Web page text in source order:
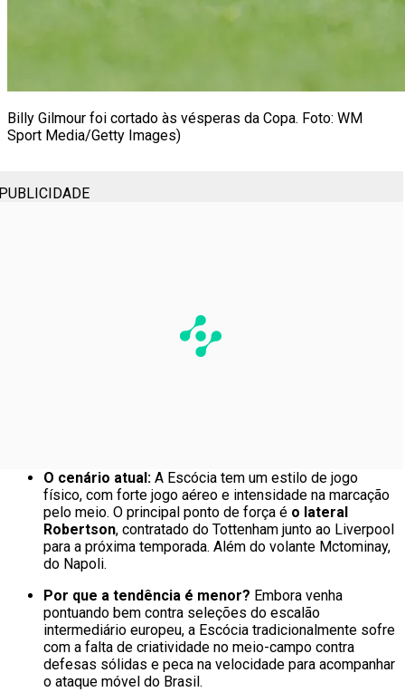
Billy Gilmour foi cortado às vésperas da Copa. Foto: WM
Sport Media/Getty Images)
O cenário atual: A Escócia tem um estilo de jogo
físico, com forte jogo aéreo e intensidade na marcação
pelo meio. O principal ponto de força é o lateral
Robertson, contratado do Tottenham junto ao Liverpool
para a próxima temporada. Além do volante Mctominay,
do Napoli.
Por que a tendência é menor? Embora venha
pontuando bem contra seleções do escalão
intermediário europeu, a Escócia tradicionalmente sofre
com a falta de criatividade no meio-campo contra
defesas sólidas e peca na velocidade para acompanhar
o ataque móvel do Brasil.